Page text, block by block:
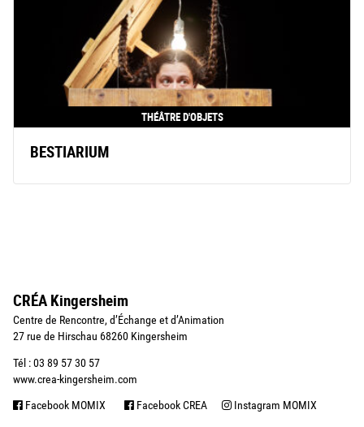
THÉÂTRE D'OBJETS
BESTIARIUM
CRÉA Kingersheim
Centre de Rencontre, d’Échange et d’Animation
27 rue de Hirschau 68260 Kingersheim
Tél : 03 89 57 30 57
www.crea-kingersheim.com
Facebook MOMIX Facebook CREA Instagram MOMIX